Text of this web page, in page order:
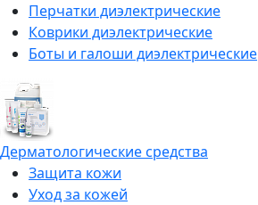
Перчатки диэлектрические
Коврики диэлектрические
Боты и галоши диэлектрические
Дерматологические средства
Защита кожи
Уход за кожей